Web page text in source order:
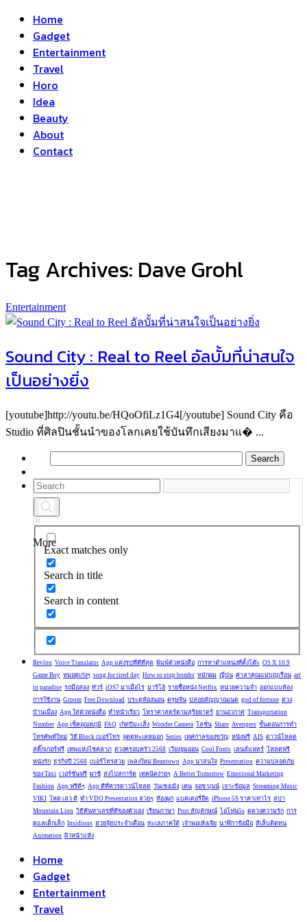
Home
Gadget
Entertainment
Travel
Horo
Idea
Beauty
About
Contact
Tag Archives: Dave Grohl
Entertainment
Sound City : Real to Reel อัลบั้มที่น่าสนใจ
เป็นอย่างยิ่ง
[youtube]http://youtu.be/HQoOfiLz1G4[/youtube] Sound City คือ
Studio ที่ศิลปินชั้นนำของโลกเคยใช้บันทึกเสียงมาแ� ...
More
Exact matches only
Search in title
Search in content
Revlon Voice Translator App แต่งรูปที่ดีที่สุด พิมพ์ตัวหนังสือ การหาตำแหน่งที่ตั้งโต๊ะ OS X 10.9
Game Boy หมอดูเก่งๆ song for tired day How to stop bombs หมักผม ญี่ปุุ่น ศาลาคุณแม่บุญเรือน art
in paradise รถมือสอง ทัวร์ iOS7 มาเมื่อไร มาริโอ้ รายชื่อหนัง Netflix หน่วยความจำ ออกแบบห้อง
การใช้งาน Groom Free Download ประตูห้องนอน ตรุษจีน ปล่อยสัญญาณเนต god of fortune ดวง
บ้านเมือง App ใส่ตัวหนังสือ ทำหน้าเรียว โหราศาสตร์ตามสุริยยาตร์ ยานอวกาศ Transportation
Number App เช็คอุณหภูมิ FAQ เกิดปีมะเส็ง Wonder Camera โลชั่น Share Avengers ขั้นตอนการทำ
โทรศัพท์ใหม่ วิธี Block เบอร์โทร จุดดูทะเลหมอก Series เทศกาลของขวัญ หนังฟรี AIS ดาวน์โหลด
สติ๊กเกอร์ฟรี เทพแห่งโชคลาภ ดวงครอบครัว 2568 เวียงจูมออน Cool Fonts เลนส์แฟลร์ โหลดฟรี
หนังรัก ธุรกิจปี 2568 เบอร์โทรสวย เพลงใหม่ Beantown App น่าสนใจ Presentation ความปลอดภัย
ของ Taxi เวอร์ชั่นฟรี ผาชู้ ส่งโปสการ์ด เทคนิดง่ายๆ A Better Tomorrow Emotional Marketing
Fashion App ฟรีดีๆ App ดีที่ควรดาวน์โหลด วันเชงเม้ง เคน จอช บุนน์ เจาะข้อมูล Streaming Music
VIKI โหด เลว ดี ทำ VDO Presentation สวยๆ ท้องผูก แบตเตอรี่อึด iPhone 5S ราคาเท่าไร สปา
Mountain Lion วิธีค้นหาเลขที่ดีของตัวเอง เรียนภาษา Post สัญลักษณ์ ไอโฟน5s ดูดวงความรัก การ
ดูแลเด็กเล็ก Insidious ฮวยจุ้ยประจำเดือน ทะเลภาคใต้ เจ้าพ่อเห้งเจีย นาฬิกาข้อมือ สีเล็บติดทน
Animation ผิวหน้าแห้ง
Home
Gadget
Entertainment
Travel